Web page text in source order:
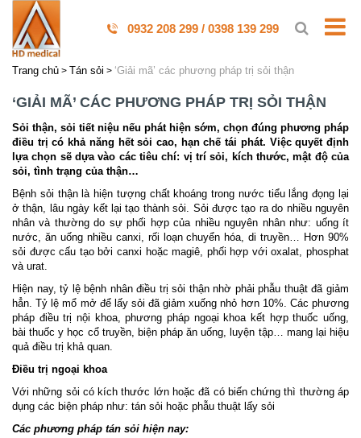
0932 208 299 / 0398 139 299
Trang chủ Tán sỏi ‘Giải mã’ các phương pháp trị sỏi thận
‘GIẢI MÃ’ CÁC PHƯƠNG PHÁP TRỊ SỎI THẬN
Sỏi thận, sỏi tiết niệu nếu phát hiện sớm, chọn đúng phương pháp
điều trị có khả năng hết sỏi cao, hạn chế tái phát. Việc quyết định
lựa chọn sẽ dựa vào các tiêu chí: vị trí sỏi, kích thước, mật độ của
sỏi, tình trạng của thận…
Bệnh sỏi thận là hiện tượng chất khoáng trong nước tiểu lắng đọng lại
ở thận, lâu ngày kết lại tạo thành sỏi. Sỏi được tạo ra do nhiều nguyên
nhân và thường do sự phối hợp của nhiều nguyên nhân như: uống ít
nước, ăn uống nhiều canxi, rối loạn chuyển hóa, di truyền… Hơn 90%
sỏi được cấu tạo bởi canxi hoặc magiê, phối hợp với oxalat, phosphat
và urat.
Hiện nay, tỷ lệ bệnh nhân điều trị sỏi thận nhờ phải phẫu thuật đã giảm
hẳn. Tỷ lệ mổ mở để lấy sỏi đã giảm xuống nhỏ hơn 10%. Các phương
pháp điều trị nội khoa, phương pháp ngoại khoa kết hợp thuốc uống,
bài thuốc y học cổ truyền, biện pháp ăn uống, luyện tập… mang lại hiệu
quả điều trị khả quan.
Điều trị ngoại khoa
Với những sỏi có kích thước lớn hoặc đã có biến chứng thì thường áp
dụng các biện pháp như: tán sỏi hoặc phẫu thuật lấy sỏi
Các phương pháp tán sỏi hiện nay: